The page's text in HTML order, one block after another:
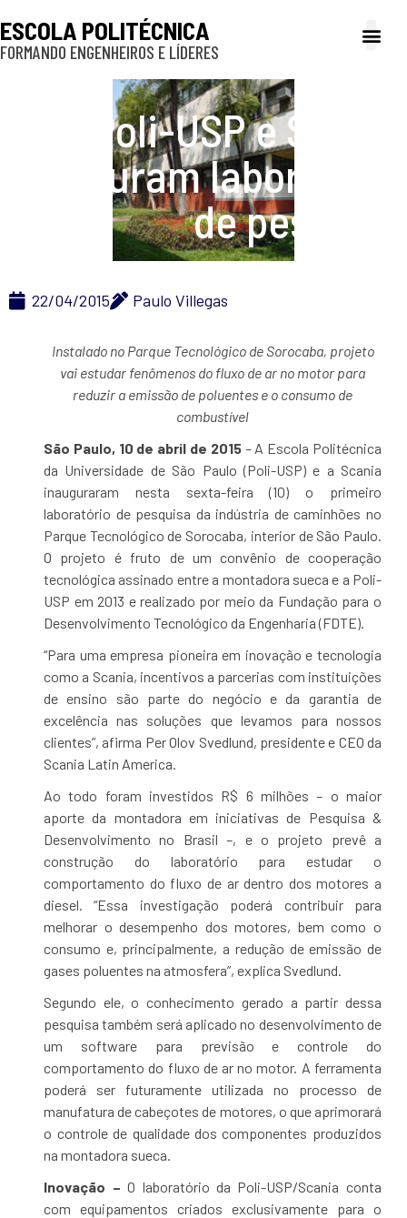
ESCOLA POLITÉCNICA
FORMANDO ENGENHEIROS E LÍDERES
Poli-USP e Scania
inauguram laboratório
de pesquisa
22/04/2015 Paulo Villegas
Instalado no Parque Tecnológico de Sorocaba, projeto
vai estudar fenômenos do fluxo de ar no motor para
reduzir a emissão de poluentes e o consumo de
combustível
São Paulo, 10 de abril de 2015 – A Escola Politécnica
da Universidade de São Paulo (Poli-USP) e a Scania
inauguraram nesta sexta-feira (10) o primeiro
laboratório de pesquisa da indústria de caminhões no
Parque Tecnológico de Sorocaba, interior de São Paulo.
O projeto é fruto de um convênio de cooperação
tecnológica assinado entre a montadora sueca e a Poli-
USP em 2013 e realizado por meio da Fundação para o
Desenvolvimento Tecnológico da Engenharia (FDTE).
“Para uma empresa pioneira em inovação e tecnologia
como a Scania, incentivos a parcerias com instituições
de ensino são parte do negócio e da garantia de
excelência nas soluções que levamos para nossos
clientes”, afirma Per Olov Svedlund, presidente e CEO da
Scania Latin America.
Ao todo foram investidos R$ 6 milhões – o maior
aporte da montadora em iniciativas de Pesquisa &
Desenvolvimento no Brasil –, e o projeto prevê a
construção do laboratório para estudar o
comportamento do fluxo de ar dentro dos motores a
diesel. “Essa investigação poderá contribuir para
melhorar o desempenho dos motores, bem como o
consumo e, principalmente, a redução de emissão de
gases poluentes na atmosfera”, explica Svedlund.
Segundo ele, o conhecimento gerado a partir dessa
pesquisa também será aplicado no desenvolvimento de
um software para previsão e controle do
comportamento do fluxo de ar no motor. A ferramenta
poderá ser futuramente utilizada no processo de
manufatura de cabeçotes de motores, o que aprimorará
o controle de qualidade dos componentes produzidos
na montadora sueca.
Inovação – O laboratório da Poli-USP/Scania conta
com equipamentos criados exclusivamente para o